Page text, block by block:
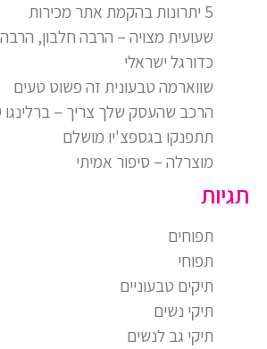
5 יתרונות בהקמת אתר מכירות
שעועית מצויה – הרבה חלבון,
כדורגל ישראלי
שווארמה טבעונית זה פשוט טעים
הרכב שהעסק שלך צריך – ברלינגו 2019
תתפנקו בגספצ'יו מושלם
מוצרלה – סיפור אמיתי
תגיות
תפוחים
תפוחי
תיקים טבעוניים
תיקי נשים
תיקי גב לנשים